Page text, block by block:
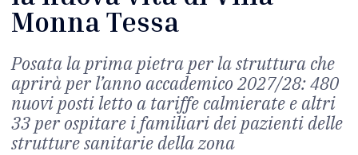
Monna Tessa
Posata la prima pietra per la struttura che
aprirà per l’anno accademico 2027/28: 480
nuovi posti letto a tariffe calmierate e altri
33 per ospitare i familiari dei pazienti delle
strutture sanitarie della zona